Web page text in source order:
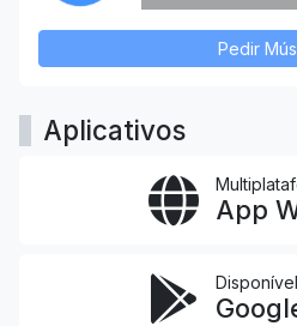
Pedir
Aplicativos
App